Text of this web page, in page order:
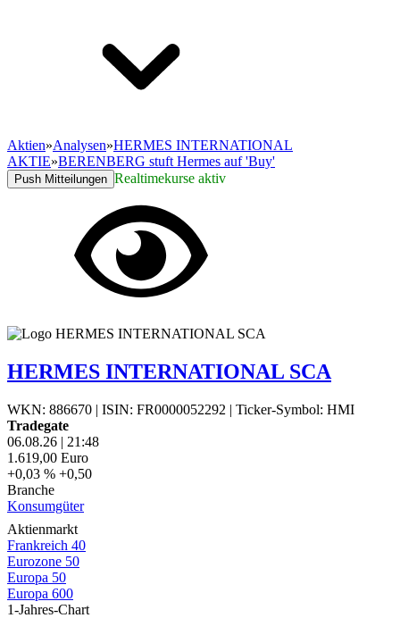
Aktien»Analysen»HERMES INTERNATIONAL
AKTIE»BERENBERG stuft Hermes auf 'Buy'
Push Mitteilungen Realtimekurse aktiv
HERMES INTERNATIONAL SCA
WKN: 886670 | ISIN: FR0000052292 | Ticker-Symbol: HMI
Tradegate
06.08.26 | 21:48
1.619,00 Euro
+0,03 % +0,50
Branche
Konsumgüter
Aktienmarkt
Frankreich 40
Eurozone 50
Europa 50
Europa 600
1-Jahres-Chart